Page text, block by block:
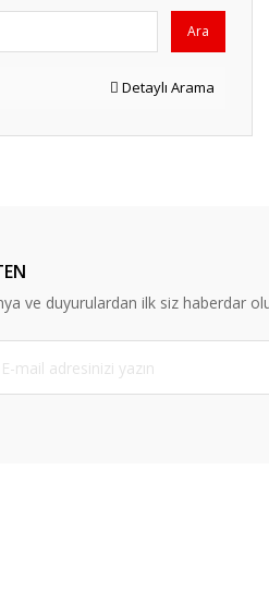
Ara
Detaylı Arama
ve duyurulardan ilk siz haberdar